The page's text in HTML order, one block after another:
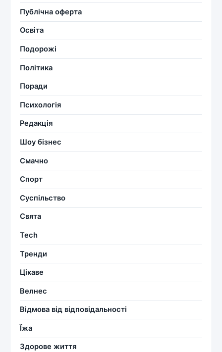
Публічна оферта
Освіта
Подорожі
Політика
Поради
Психологія
Редакція
Шоу бізнес
Смачно
Спорт
Суспільство
Свята
Tech
Тренди
Цікаве
Велнес
Відмова від відповідальності
Їжа
Здорове життя